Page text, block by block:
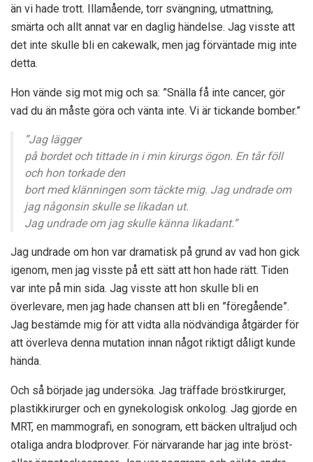
än vi hade trott. Illamående, torr svängning, utmattning,
smärta och allt annat var en daglig händelse. Jag visste att
det inte skulle bli en cakewalk, men jag förväntade mig inte
detta.
Hon vände sig mot mig och sa: ”Snälla få inte cancer, gör
vad du än måste göra och vänta inte. Vi är tickande bomber.”
”Jag lägger
på bordet och tittade in i min kirurgs ögon. En tår föll
och hon torkade den
bort med klänningen som täckte mig. Jag undrade om
jag någonsin skulle se likadan ut.
Jag undrade om jag skulle känna likadant.”
Jag undrade om hon var dramatisk på grund av vad hon gick
igenom, men jag visste på ett sätt att hon hade rätt. Tiden
var inte på min sida. Jag visste att hon skulle bli en
överlevare, men jag hade chansen att bli en ”föregående”.
Jag bestämde mig för att vidta alla nödvändiga åtgärder för
att överleva denna mutation innan något riktigt dåligt kunde
hända.
Och så började jag undersöka. Jag träffade bröstkirurger,
plastikkirurger och en gynekologisk onkolog. Jag gjorde en
MRT, en mammografi, en sonogram, ett bäcken ultraljud och
otaliga andra blodprover. För närvarande har jag inte bröst-